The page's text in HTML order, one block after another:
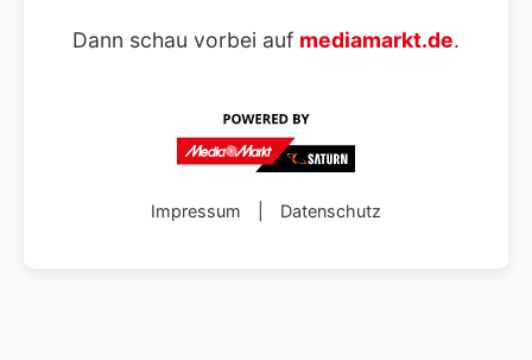
Dann schau vorbei auf mediamarkt.de.
Impressum Datenschutz